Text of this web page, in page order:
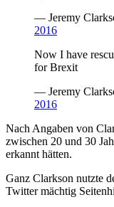
— Jeremy
2016
Now I have
for Brexit
— Jeremy
2016
Nach Angaben von
zwischen 20 und 30
erkannt hätten.
Ganz Clarkson nutzte
Twitter mächtig